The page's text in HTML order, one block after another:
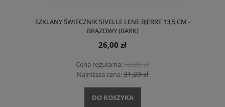
SZKLANY ŚWIECZNIK SIVELLE LENE BJERRE 13,5 CM -
BRĄZOWY (BARK)
26,00 zł
Cena regularna:52,00 zł
Najniższa cena:31,20 zł
DO KOSZYKA